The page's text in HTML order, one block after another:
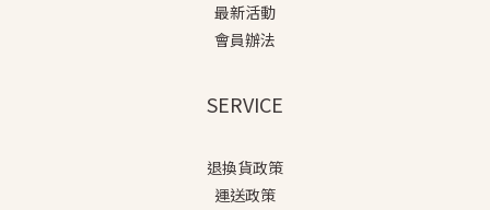
最新活動
會員辦法
SERVICE
退換貨政策
運送政策